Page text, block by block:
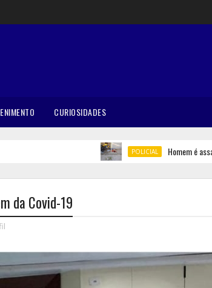
CURIOSIDADES
POLICIAL Homem é
da Covid-19